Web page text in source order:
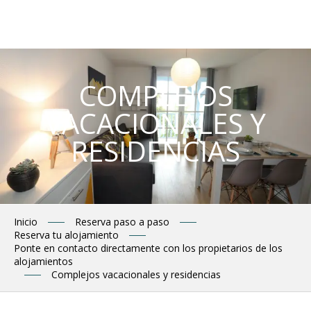
COMPLEJOS
VACACIONALES Y
RESIDENCIAS
Inicio
Reserva paso a paso
Reserva tu alojamiento
Ponte en contacto directamente con los propietarios de los
alojamientos
Complejos vacacionales y residencias